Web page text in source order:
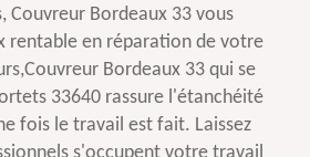
Couvreur Bordeaux 33 vous
rentable en réparation de votre
Bordeaux 33 qui se
33640 rassure l'étanchéité
fois le travail est fait. Laissez